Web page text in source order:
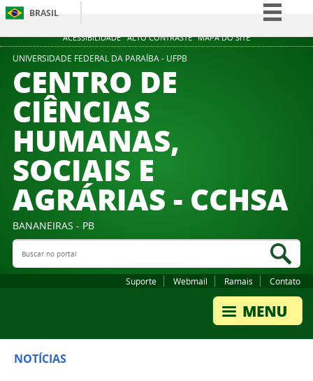
ACESSIBILIDADE ALTO CONTRASTE MAPA DO SITE
BRASIL
Simplifique!
UNIVERSIDADE FEDERAL DA PARAÍBA - UFPB
CENTRO DE
CIÊNCIAS
HUMANAS,
SOCIAIS E
AGRÁRIAS - CCHSA
BANANEIRAS - PB
Buscar no portal
Suporte Webmail Ramais Contato
NOTÍCIAS